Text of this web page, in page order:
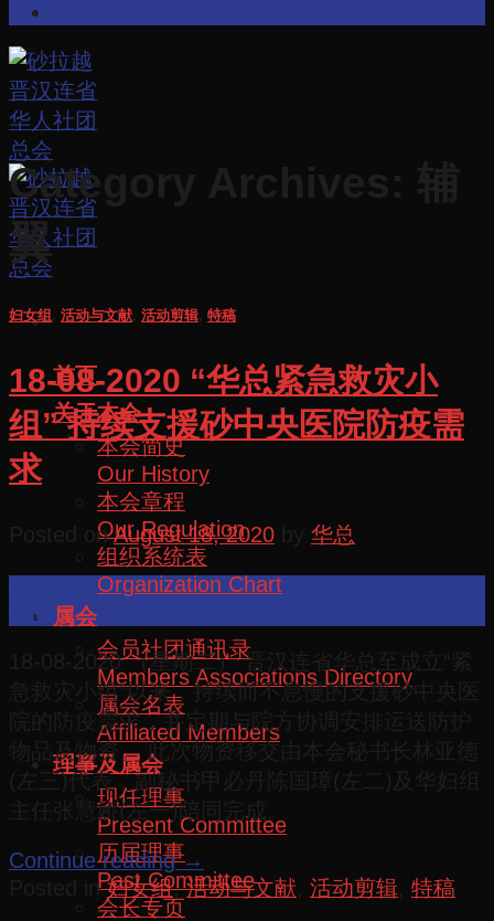
首页
关于本会
本会简史
Our History
本会章程
Our Regulation
组织系统表
Organization Chart
属会
会员社团通讯录
Members Associations Directory
属会名表
Affiliated Members
理事及属会
现任理事
Present Committee
历届理事
Past Committee
会长专页
Category Archives:
翼
妇女组 活动与文献 活动剪辑 特稿
18-08-2020 “华总紧急救灾小
组” 持续支援砂中央医院防疫需
求
Posted onAugust 18, 2020 华总
Aug
18-08-2020 （星期二） 晋汉连省华总至成立“紧
急救灾小组”以来，持续而不怠慢的支援砂中央医
院的防疫需求，并定期与院方协调安排运送防护
物品及物资。 此次物资移交由本会秘书长林亚德
(左三)代表，副秘书甲必丹陈国璋(左二)及华妇组
主任张慧娇(左一)陪同完成。
Continue reading→
Posted in妇女组,活动与文献 活动剪辑 特稿